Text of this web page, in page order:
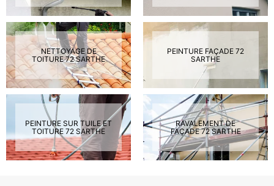
NETTOYAGE DE
TOITURE 72 SARTHE
PEINTURE FAÇADE 72
SARTHE
PEINTURE SUR TUILE ET
TOITURE 72 SARTHE
RAVALEMENT DE
FAÇADE 72 SARTHE